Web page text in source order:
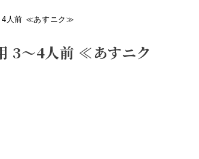
4人前 ≪あすニク≫
3～4人前 ≪あすニク